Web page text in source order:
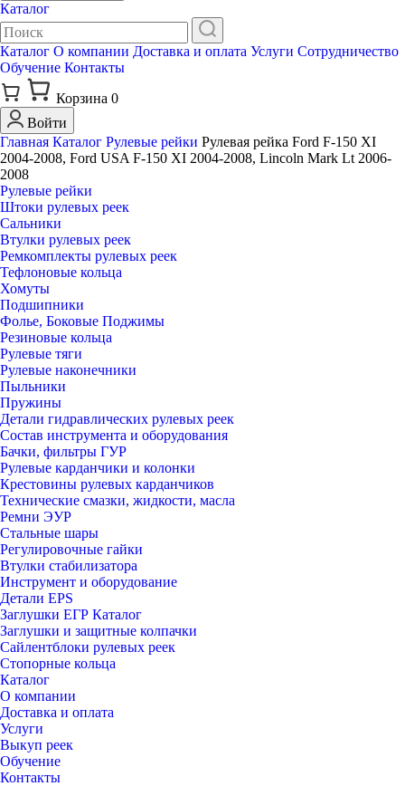
Каталог
Каталог О компании Доставка и оплата Услуги Сотрудничество
Обучение Контакты
Корзина 0
Войти
Главная Каталог Рулевые рейки Рулевая рейка Ford F-150 XI
2004-2008, Ford USA F-150 XI 2004-2008, Lincoln Mark Lt 2006-
2008
Рулевые рейки
Штоки рулевых реек
Сальники
Втулки рулевых реек
Ремкомплекты рулевых реек
Тефлоновые кольца
Хомуты
Подшипники
Фолье, Боковые Поджимы
Резиновые кольца
Рулевые тяги
Рулевые наконечники
Пыльники
Пружины
Детали гидравлических рулевых реек
Состав инструмента и оборудования
Бачки, фильтры ГУР
Рулевые карданчики и колонки
Крестовины рулевых карданчиков
Технические смазки, жидкости, масла
Ремни ЭУР
Стальные шары
Регулировочные гайки
Втулки стабилизатора
Инструмент и оборудование
Детали EPS
Заглушки ЕГР Каталог
Заглушки и защитные колпачки
Сайлентблоки рулевых реек
Стопорные кольца
Каталог
О компании
Доставка и оплата
Услуги
Выкуп реек
Обучение
Контакты